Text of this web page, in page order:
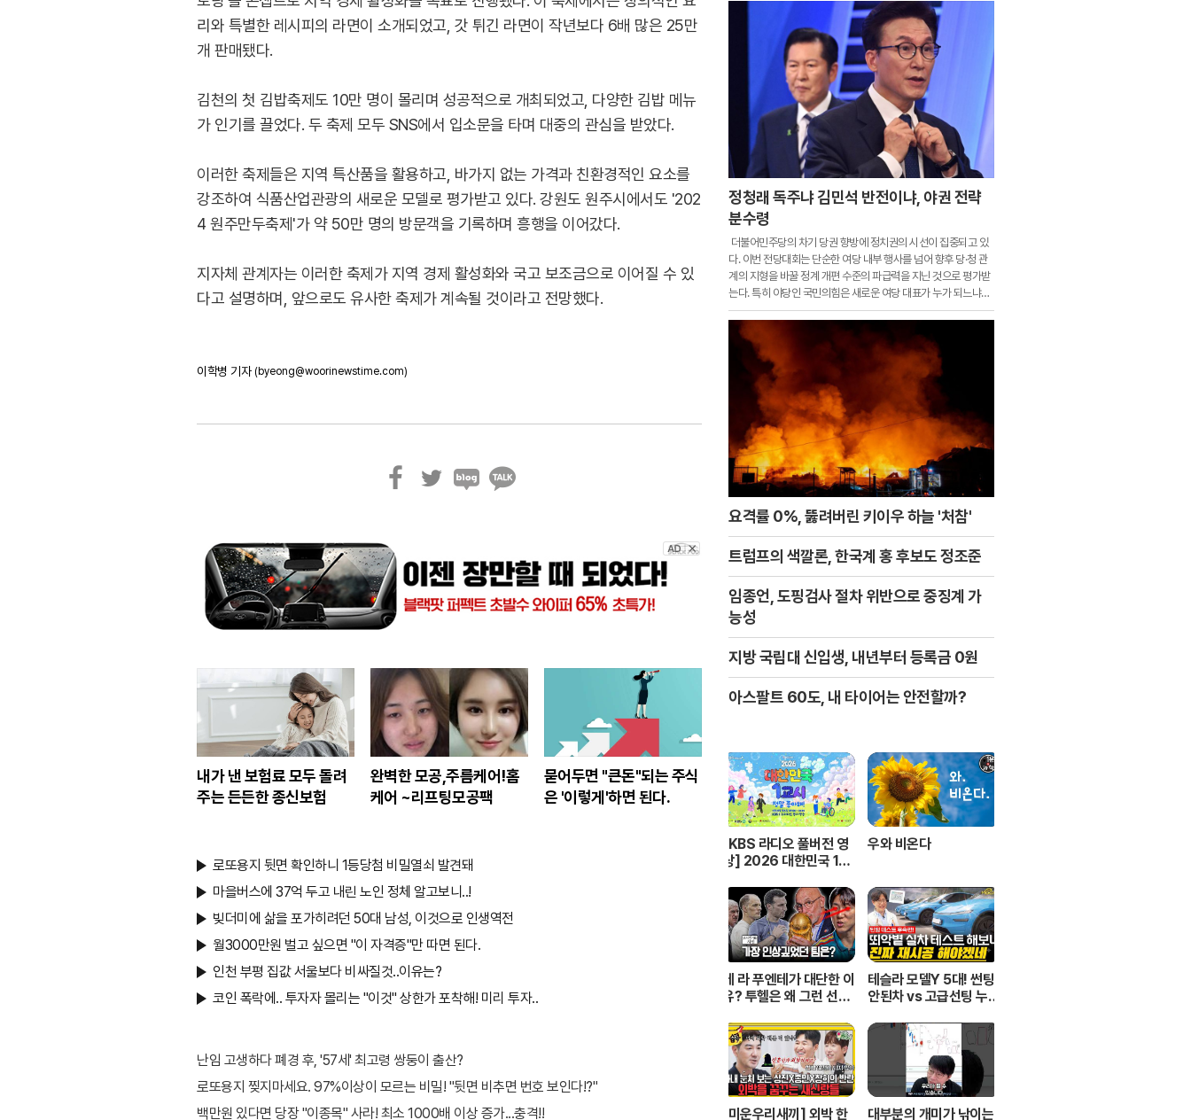
리와 특별한 레시피의 라면이 소개되었고, 갓 튀긴 라면이 작년보다 6배 많은 25만
개 판매됐다.
김천의 첫 김밥축제도 10만 명이 몰리며 성공적으로 개최되었고, 다양한 김밥 메뉴
가 인기를 끌었다. 두 축제 모두 SNS에서 입소문을 타며 대중의 관심을 받았다.
이러한 축제들은 지역 특산품을 활용하고, 바가지 없는 가격과 친환경적인 요소를
강조하여 식품산업관광의 새로운 모델로 평가받고 있다. 강원도 원주시에서도 '202
4 원주만두축제'가 약 50만 명의 방문객을 기록하며 흥행을 이어갔다.
지자체 관계자는 이러한 축제가 지역 경제 활성화와 국고 보조금으로 이어질 수 있
다고 설명하며, 앞으로도 유사한 축제가 계속될 것이라고 전망했다.
이학병 기자 (byeong@woorinewstime.com)
북
내가 낸 보험료 모두 돌려
주는 든든한 종신보험
완벽한 모공,주름케어!홈
케어 ~리프팅모공팩
묻어두면 "큰돈"되는 주식
은 '이렇게'하면 된다.
로또용지 뒷면 확인하니 1등당첨 비밀열쇠 발견돼
마을버스에 37억 두고 내린 노인 정체 알고보니..!
빚더미에 삶을 포가히려던 50대 남성, 이것으로 인생역전
월3000만원 벌고 싶으면 "이 자격증"만 따면 된다.
인천 부평 집값 서울보다 비싸질것..이유는?
코인 폭락에.. 투자자 몰리는 "이것" 상한가 포착해! 미리 투자..
난임 고생하다 폐경 후, '57세' 최고령 쌍둥이 출산?
로또용지 찢지마세요. 97%이상이 모르는 비밀! "뒷면 비추면 번호 보인다!?"
백만원 있다면 당장 "이종목" 사라! 최소 1000배 이상 증가...충격!!
정청래 독주냐 김민석 반전이냐, 야권 전략
분수령
더불어민주당의 차기 당권 향방에 정치권의 시선이 집중되고 있
다. 이번 전당대회는 단순한 여당 내부 행사를 넘어 향후 당·청 관
계의 지형을 바꿀 정계 개편 수준의 파급력을 지닌 것으로 평가받
는다. 특히 야당인 국민의힘은 새로운 여당 대표가 누가 되느냐에
따라 대여 투쟁 수위와 협상 전략을 완전히 새로 짜야 하는
요격률 0%, 뚫려버린 키이우 하늘 '처참'
트럼프의 색깔론, 한국계 홍 후보도 정조준
임종언, 도핑검사 절차 위반으로 중징계 가
능성
지방 국립대 신입생, 내년부터 등록금 0원
아스팔트 60도, 내 타이어는 안전할까?
[KBS 라디오 풀버전 영
상] 2026 대한민국 1교
S 260420 방송
우와 비온다
데 라 푸엔테가 대단한 이
유? 투헬은 왜 그런 선택
결산ㅣ개눈깔의 시선
테슬라 모델Y 5대! 썬팅
안된차 vs 고급선팅 누가
니다!
[미운우리새끼] 외박 한 대부분의 개미가 낚이는